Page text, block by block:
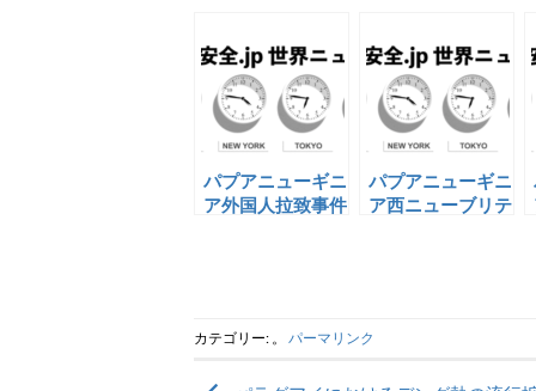
パプアニューギニ
ア外国人拉致事件
パプアニューギニ
ア西ニューブリテ
カテゴリー: 。 パーマリンク